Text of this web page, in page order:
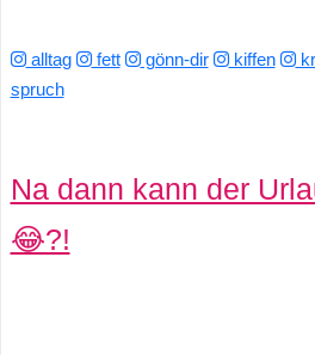
alltag fett gönn-dir kiffen
spruch
Na dann kann der
😂?!